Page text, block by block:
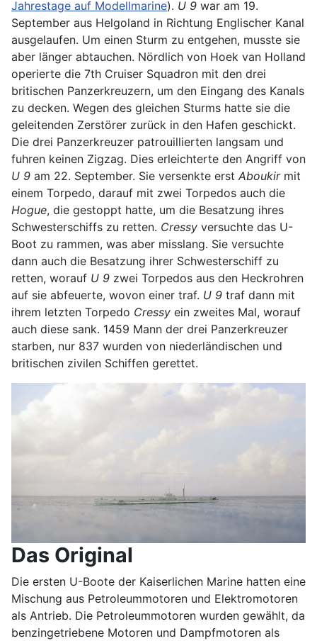
Jahrestage auf Modellmarine). U 9 war am 19.
September aus Helgoland in Richtung Englischer Kanal
ausgelaufen. Um einen Sturm zu entgehen, musste sie
aber länger abtauchen. Nördlich von Hoek van Holland
operierte die 7th Cruiser Squadron mit den drei
britischen Panzerkreuzern, um den Eingang des Kanals
zu decken. Wegen des gleichen Sturms hatte sie die
geleitenden Zerstörer zurück in den Hafen geschickt.
Die drei Panzerkreuzer patrouillierten langsam und
fuhren keinen Zigzag. Dies erleichterte den Angriff von
U 9 am 22. September. Sie versenkte erst Aboukirmit
einem Torpedo, darauf mit zwei Torpedos auch die
Hogue, die gestoppt hatte, um die Besatzung ihres
Schwesterschiffs zu retten. Cressy versuchte das U-
Boot zu rammen, was aber misslang. Sie versuchte
dann auch die Besatzung ihrer Schwesterschiff zu
retten, worauf U 9 zwei Torpedos aus den Heckrohren
auf sie abfeuerte, wovon einer traf. U 9 traf dann mit
ihrem letzten Torpedo Cressy ein zweites Mal, worauf
auch diese sank. 1459 Mann der drei Panzerkreuzer
starben, nur 837 wurden von niederländischen und
britischen zivilen Schiffen gerettet.
Das Original
Die ersten U-Boote der Kaiserlichen Marine hatten eine
Mischung aus Petroleummotoren und Elektromotoren
als Antrieb. Die Petroleummotoren wurden gewählt, da
benzingetriebene Motoren und Dampfmotoren als